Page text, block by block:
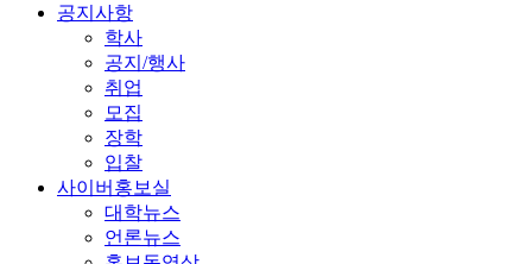
공지사항
학사
공지/행사
취업
모집
장학
입찰
사이버홍보실
대학뉴스
언론뉴스